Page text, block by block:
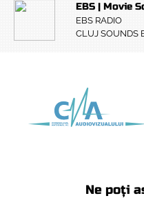
EBS | Movie
EBS RADIO
CLUJ SOUNDS
Ne poți